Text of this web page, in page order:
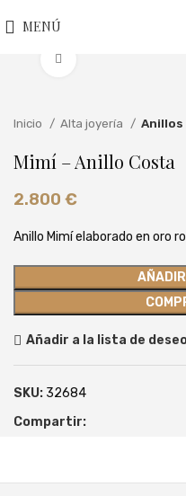
MENÚ
Inicio Alta joyería Anillos
Mimí – Anillo Costa
2.800 €
Anillo Mimí elaborado en oro
Añadir a la lista de
SKU: 32684
Compartir: